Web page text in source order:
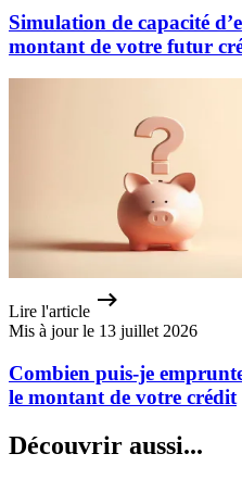
Simulation de capacité
montant de votre futur
Lire l'article
Mis à jour le 13 juillet 2026
Combien puis-je
le montant de votre crédit
Découvrir aussi...